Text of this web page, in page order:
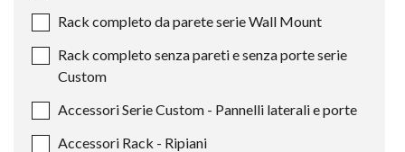
Rack completo da parete serie Wall Mount
Rack completo senza pareti e senza porte serie
Custom
Accessori Serie Custom - Pannelli laterali e porte
Accessori Rack - Ripiani